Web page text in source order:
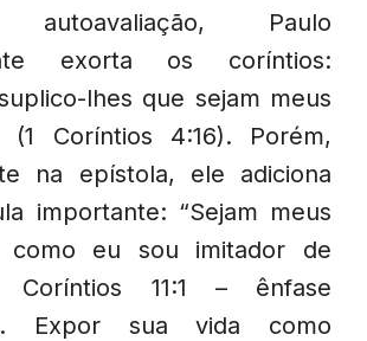
autoavaliação, Paulo
exorta os coríntios:
lhes que sejam meus
(1 Coríntios 4:16). Porém,
na epístola, ele adiciona
importante: “Sejam meus
como eu sou imitador de
Coríntios 11:1 – ênfase
Expor sua vida como